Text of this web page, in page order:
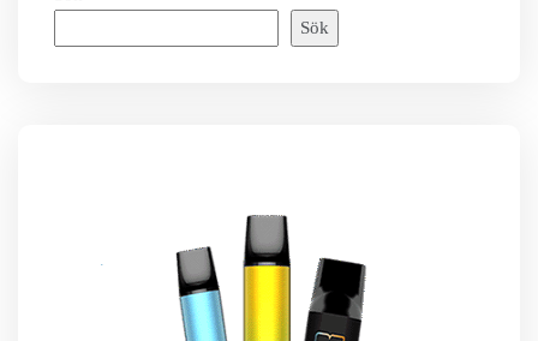
Sök